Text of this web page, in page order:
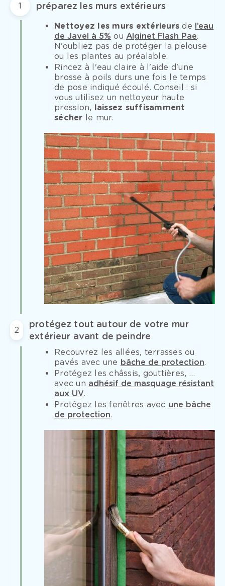
1 préparez les murs extérieurs
Nettoyez les murs extérieursde l’eau
de Javel à 5% ou Alginet Flash Pae.
N’oubliez pas de protéger la pelouse
ou les plantes au préalable.
Rincez à l'eau claire à l'aide d'une
brosse à poils durs une fois le temps
de pose indiqué écoulé. Conseil : si
vous utilisez un nettoyeur haute
pression, laissez suffisamment
sécher
le mur.
2
protégez tout autour de votre mur
extérieur avant de peindre
Recouvrez les allées, terrasses ou
pavés avec une bâche de protection.
Protégez les châssis, gouttières, …
avec un adhésif de masquage résistant
aux UV.
Protégez les fenêtres avec une bâche
de protection.